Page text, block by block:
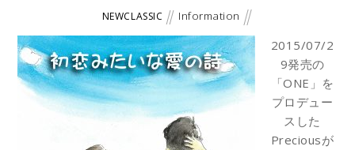
NEWCLASSIC Information
2015/07/2
9発売の
「ONE」を
プロデュー
スした
Preciousが